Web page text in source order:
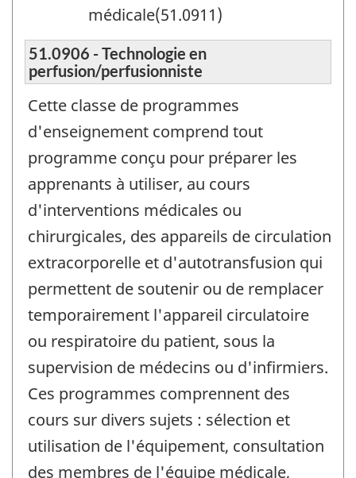
médicale(51.0911)
51.0906 - Technologie en
perfusion/perfusionniste
Cette classe de programmes
d'enseignement comprend tout
programme conçu pour préparer les
apprenants à utiliser, au cours
d'interventions médicales ou
chirurgicales, des appareils de circulation
extracorporelle et d'autotransfusion qui
permettent de soutenir ou de remplacer
temporairement l'appareil circulatoire
ou respiratoire du patient, sous la
supervision de médecins ou d'infirmiers.
Ces programmes comprennent des
cours sur divers sujets : sélection et
utilisation de l'équipement, consultation
des membres de l'équipe médicale,